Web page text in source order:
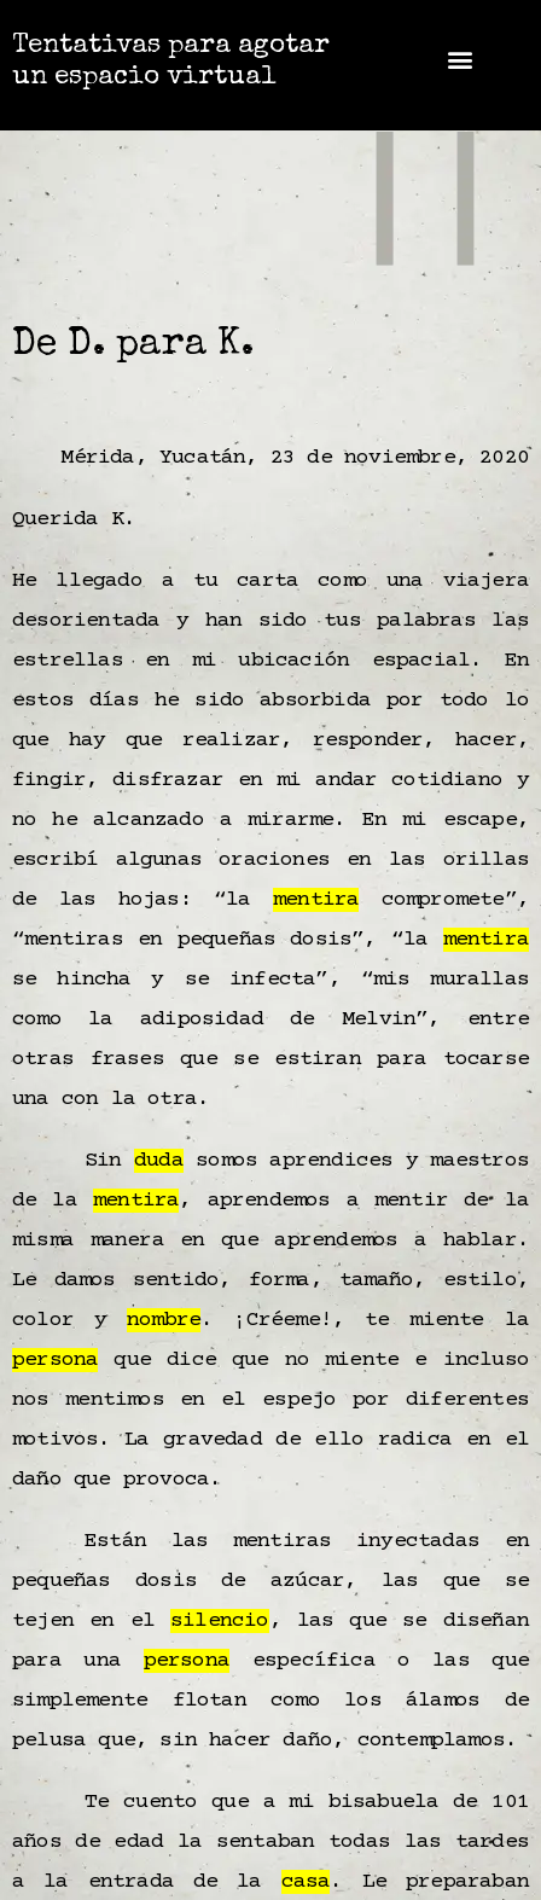
Tentativas para agotar
un espacio virtual
De D. para K.
Mérida, Yucatán, 23 de noviembre, 2020
Querida K.
He llegado a tu carta como una viajera
desorientada y han sido tus palabras las
estrellas en mi ubicación espacial. En
estos días he sido absorbida por todo lo
que hay que realizar, responder, hacer,
fingir, disfrazar en mi andar cotidiano y
no he alcanzado a mirarme. En mi escape,
escribí algunas oraciones en las orillas
de las hojas: “la mentira compromete”,
“mentiras en pequeñas dosis”, “la mentira
se hincha y se infecta”, “mis murallas
como la adiposidad de Melvin”, entre
otras frases que se estiran para tocarse
una con la otra.
Sin dudasomos aprendices y maestros
de la mentira, aprendemos a mentir de la
misma manera en que aprendemos a hablar.
Le damos sentido, forma, tamaño, estilo,
color ynombre. ¡Créeme!, te miente la
persona que dice que no miente e incluso
nos mentimos en el espejo por diferentes
motivos. La gravedad de ello radica en el
daño que provoca.
Están las mentiras inyectadas en
pequeñas dosis de azúcar, las que se
tejen en el silencio , las que se diseñan
para una persona específica o las que
simplemente flotan como los álamos de
pelusa que, sin hacer daño, contemplamos.
Te cuento que a mi bisabuela de 101
años de edad la sentaban todas las tardes
a la entrada de la casa . Le preparaban